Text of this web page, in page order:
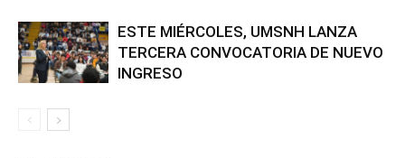
ESTE MIÉRCOLES, UMSNH LANZA
TERCERA CONVOCATORIA DE NUEVO
INGRESO